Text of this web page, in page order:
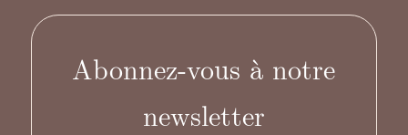
Abonnez-vous à notre
newsletter